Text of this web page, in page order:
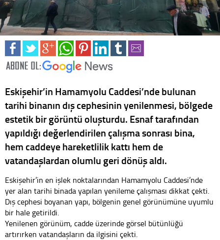
Eskişehir’in Hamamyolu Caddesi’nde bulunan
tarihi binanın dış cephesinin yenilenmesi, bölgede
estetik bir görüntü oluşturdu. Esnaf tarafından
yapıldığı değerlendirilen çalışma sonrası bina,
hem caddeye hareketlilik kattı hem de
vatandaşlardan olumlu geri dönüş aldı.
Eskişehir’in en işlek noktalarından Hamamyolu Caddesi’nde
yer alan tarihi binada yapılan yenileme çalışması dikkat çekti.
Dış cephesi boyanan yapı, bölgenin genel görünümüne uyumlu
bir hale getirildi.
Yenilenen görünüm, cadde üzerinde görsel bütünlüğü
artırırken vatandaşların da ilgisini çekti.